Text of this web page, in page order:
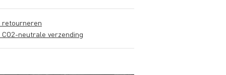
retourneren
CO2-neutrale verzending